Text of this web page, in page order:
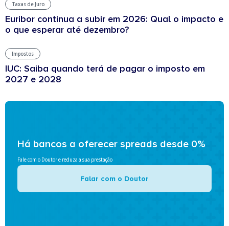
Taxas de Juro
Euribor continua a subir em 2026: Qual o impacto e
o que esperar até dezembro?
Impostos
IUC: Saiba quando terá de pagar o imposto em
2027 e 2028
Há bancos a oferecer spreads desde 0%
Fale com o Doutor e reduza a sua prestação
Falar com o Doutor